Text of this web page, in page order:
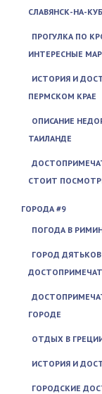
СЛАВЯНСК-НА-
ПРОГУЛКА ПО
ИНТЕРЕСНЫЕ
ИСТОРИЯ И
ПЕРМСКОМ КРАЕ
ОПИСАНИЕ
ТАИЛАНДЕ
СТОИТ
ГОРОДА #9
ПОГОДА В
ГОРОД
ГОРОДЕ
ОТДЫХ В
ИСТОРИЯ И
ГОРОДСКИЕ